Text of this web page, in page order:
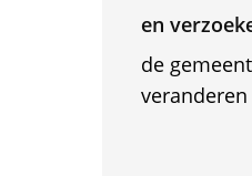
en
de